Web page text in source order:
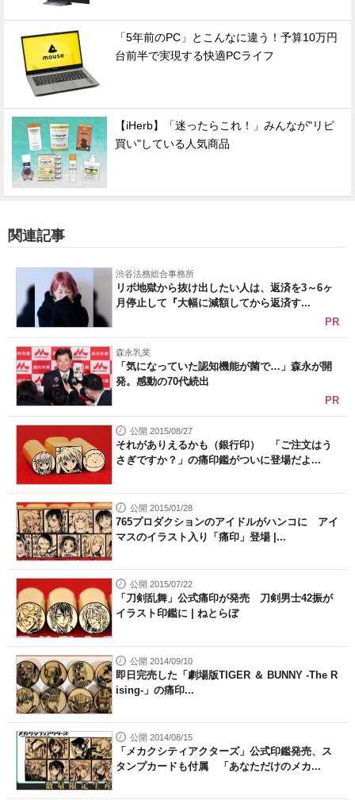
「5年前のPC」とこんなに違う！予算10万円
台前半で実現する快適PCライフ
【iHerb】「迷ったらこれ！」みんなが"リピ
買い"している人気商品
関連記事
渋谷法務総合事務所
リボ地獄から抜け出したい人は、返済を3～6ヶ
月停止して『大幅に減額してから返済す...
PR
森永乳業
「気になっていた認知機能が菌で…」森永が開
発。感動の70代続出
PR
公開 2015/08/27
それがありえるかも（銀行印） 「ご注文はう
さぎですか？」の痛印鑑がついに登場だよ...
公開 2015/01/28
765プロダクションのアイドルがハンコに アイ
マスのイラスト入り「痛印」登場 |...
公開 2015/07/22
「刀剣乱舞」公式痛印が発売 刀剣男士42振が
イラスト印鑑に | ねとらぼ
公開 2014/09/10
即日完売した「劇場版TIGER ＆ BUNNY -The R
ising-」の痛印...
公開 2014/08/15
「メカクシティアクターズ」公式印鑑発売、ス
タンプカードも付属 「あなただけのメカ...